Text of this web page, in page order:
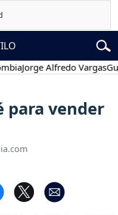
Alfredo VargasGustavo
para vender